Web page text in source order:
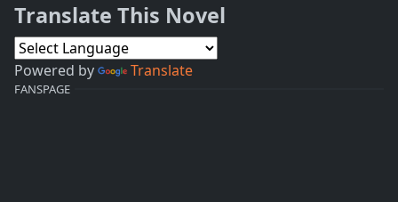
Translate This Novel
Powered by Translate
FANSPAGE